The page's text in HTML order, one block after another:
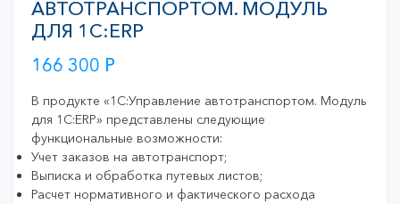
АВТОТРАНСПОРТОМ. МОДУЛЬ
ДЛЯ 1С:ERP
166 300 Р
В продукте «1С:Управление автотранспортом. Модуль
для 1С:ERP» представлены следующие
функциональные возможности:
Учет заказов на автотранспорт;
Выписка и обработка путевых листов;
Расчет нормативного и фактического расхода